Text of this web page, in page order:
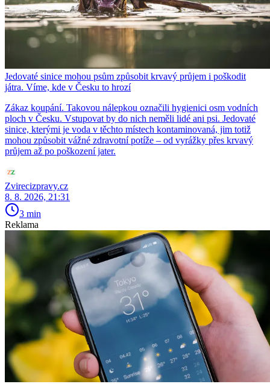
Jedovaté sinice mohou psům způsobit krvavý průjem i poškodit
játra. Víme, kde v Česku to hrozí
Zákaz koupání. Takovou nálepkou označili hygienici osm vodních
ploch v Česku. Vstupovat by do nich neměli lidé ani psi. Jedovaté
sinice, kterými je voda v těchto místech kontaminovaná, jim totiž
mohou způsobit vážné zdravotní potíže – od vyrážky přes krvavý
průjem až po poškození jater.
Zvirecizpravy.cz
8. 8. 2026, 21:31
3 min
Reklama